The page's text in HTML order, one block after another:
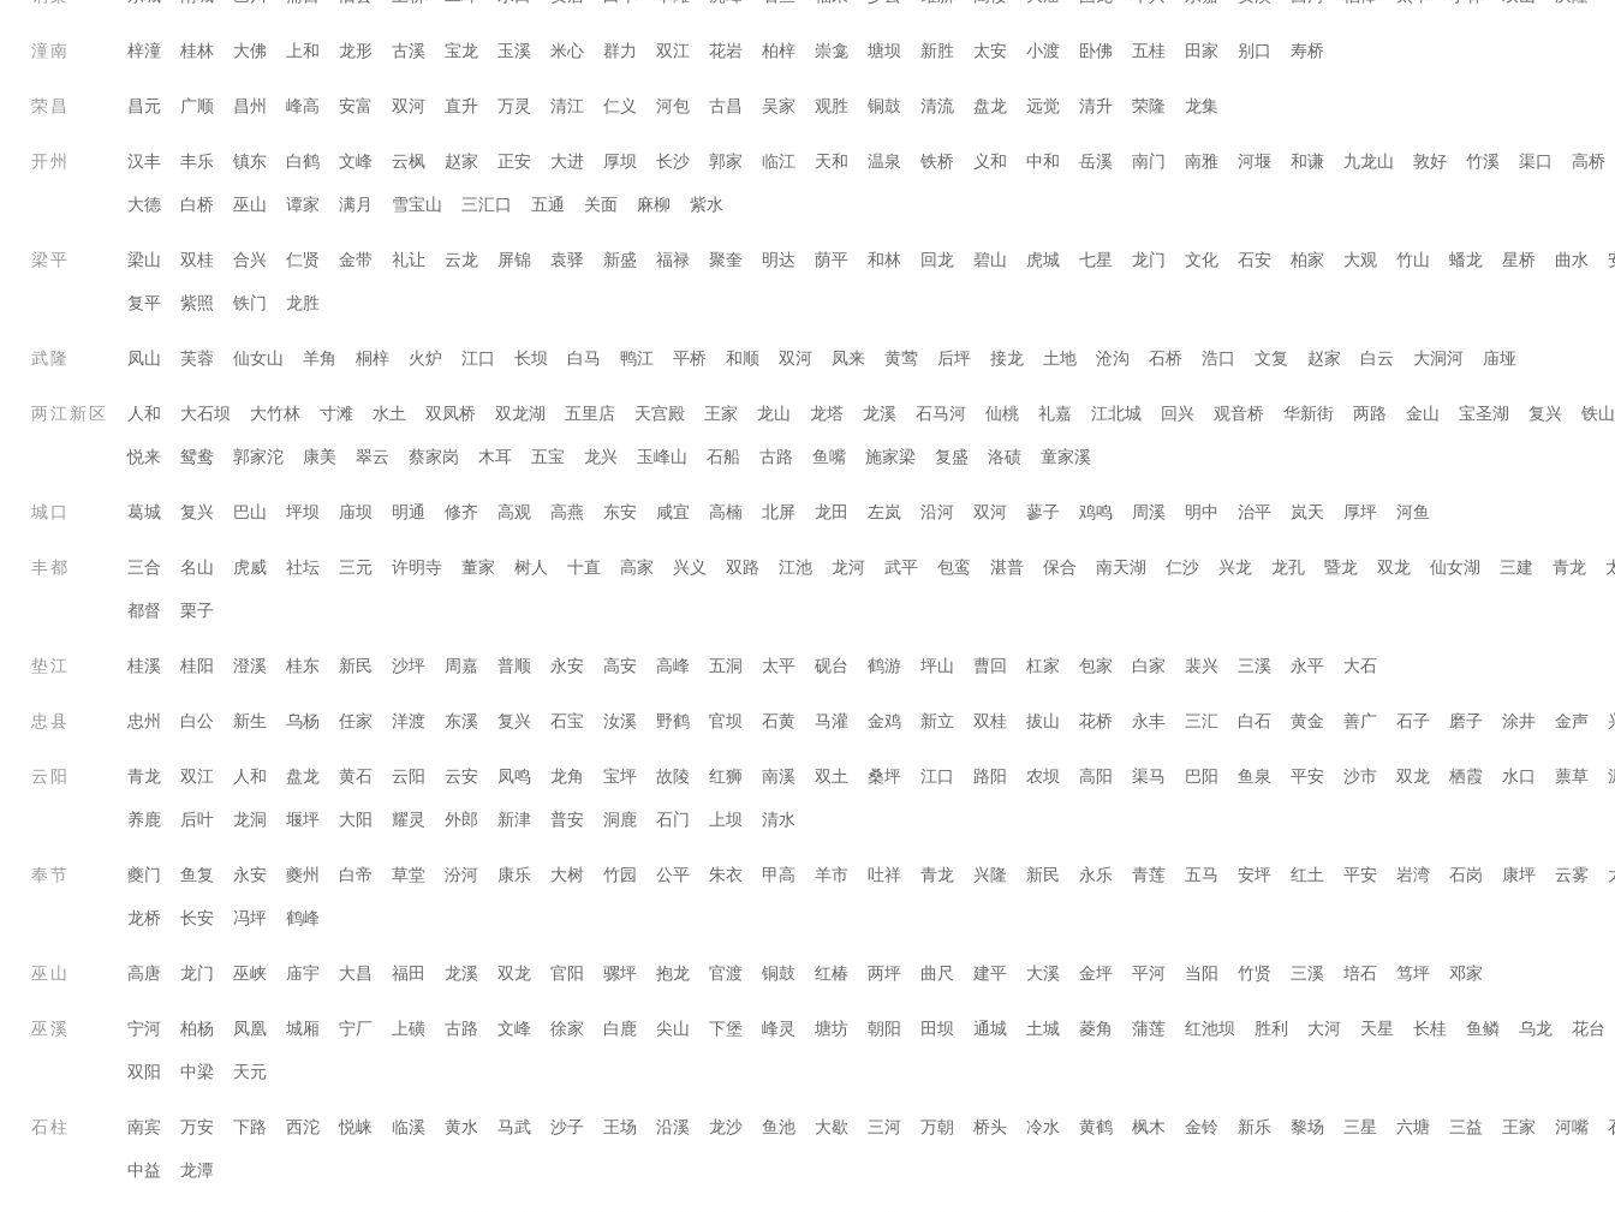
潼南 梓潼 桂林 大佛 上和 龙形 古溪 宝龙 玉溪 米心 群力 双江 花岩 柏梓 崇龛 塘坝 新胜 太安 小渡 卧佛 五桂 田家 别口 寿桥
荣昌 昌元 广顺 昌州 峰高 安富 双河 直升 万灵 清江 仁义 河包 古昌 吴家 观胜 铜鼓 清流 盘龙 远觉 清升 荣隆 龙集
开州 汉丰 丰乐 镇东 白鹤 文峰 云枫 赵家 正安 大进 厚坝 长沙 郭家 临江 天和 温泉 铁桥 义和 中和 岳溪 南门 南雅 河堰 和谦 九龙山 敦好 竹溪 渠口
高桥
大德
白桥 巫山 谭家 满月 雪宝山 三汇口 五通 关面 麻柳 紫水
梁平 梁山 双桂 合兴 仁贤 金带 礼让 云龙 屏锦 袁驿 新盛 福禄 聚奎 明达 荫平 和林 回龙 碧山 虎城 七星 龙门 文化 石安 柏家 大观 竹山 蟠龙 星桥 曲水
复平
紫照 铁门 龙胜
武隆 凤山 芙蓉 仙女山 羊角 桐梓 火炉 江口 长坝 白马 鸭江 平桥 和顺 双河 凤来 黄莺 后坪 接龙 土地 沧沟 石桥 浩口 文复 赵家 白云 大洞河 庙垭
两江新区 人和 大石坝 大竹林 寸滩 水土 双凤桥 双龙湖 五里店 天宫殿 王家 龙山 龙塔 龙溪 石马河 仙桃 礼嘉 江北城 回兴 观音桥 华新街 两路 金山 宝圣湖 复兴
铁
悦来
鸳鸯 郭家沱 康美 翠云 蔡家岗 木耳 五宝 龙兴 玉峰山 石船 古路 鱼嘴 施家梁 复盛 洛碛 童家溪
城口 葛城 复兴 巴山 坪坝 庙坝 明通 修齐 高观 高燕 东安 咸宜 高楠 北屏 龙田 左岚 沿河 双河 蓼子 鸡鸣 周溪 明中 治平 岚天 厚坪 河鱼
丰都 三合 名山 虎威 社坛 三元 许明寺 董家 树人 十直 高家 兴义 双路 江池 龙河 武平 包鸾 湛普 保合 南天湖 仁沙 兴龙 龙孔 暨龙 双龙 仙女湖 三建 青龙
都督
栗子
垫江 桂溪 桂阳 澄溪 桂东 新民 沙坪 周嘉 普顺 永安 高安 高峰 五洞 太平 砚台 鹤游 坪山 曹回 杠家 包家 白家 裴兴 三溪 永平 大石
忠县 忠州 白公 新生 乌杨 任家 洋渡 东溪 复兴 石宝 汝溪 野鹤 官坝 石黄 马灌 金鸡 新立 双桂 拔山 花桥 永丰 三汇 白石 黄金 善广 石子 磨子 涂井 金声
云阳 青龙 双江 人和 盘龙 黄石 云阳 云安 凤鸣 龙角 宝坪 故陵 红狮 南溪 双土 桑坪 江口 路阳 农坝 高阳 渠马 巴阳 鱼泉 平安 沙市 双龙 栖霞 水口 蔈草
养鹿
后叶 龙洞 堰坪 大阳 耀灵 外郎 新津 普安 洞鹿 石门 上坝 清水
奉节 夔门 鱼复 永安 夔州 白帝 草堂 汾河 康乐 大树 竹园 公平 朱衣 甲高 羊市 吐祥 青龙 兴隆 新民 永乐 青莲 五马 安坪 红土 平安 岩湾 石岗 康坪 云雾
龙桥
长安 冯坪 鹤峰
巫山 高唐 龙门 巫峡 庙宇 大昌 福田 龙溪 双龙 官阳 骡坪 抱龙 官渡 铜鼓 红椿 两坪 曲尺 建平 大溪 金坪 平河 当阳 竹贤 三溪 培石 笃坪 邓家
巫溪 宁河 柏杨 凤凰 城厢 宁厂 上磺 古路 文峰 徐家 白鹿 尖山 下堡 峰灵 塘坊 朝阳 田坝 通城 土城 菱角 蒲莲 红池坝 胜利 大河 天星 长桂 鱼鳞 乌龙
花台
双阳
中梁 天元
石柱 南宾 万安 下路 西沱 悦崃 临溪 黄水 马武 沙子 王场 沿溪 龙沙 鱼池 大歇 三河 万朝 桥头 冷水 黄鹤 枫木 金铃 新乐 黎场 三星 六塘 三益 王家 河嘴
中益
龙潭